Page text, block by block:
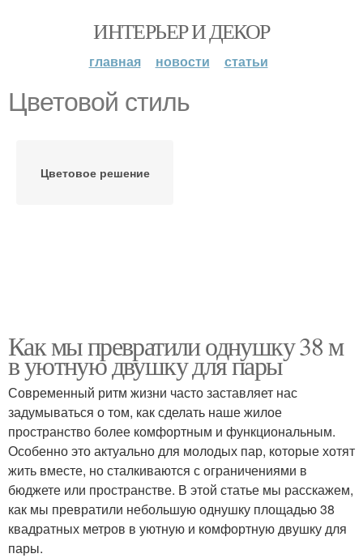
ИНТЕРЬЕР И ДЕКОР
главная новости статьи
Цветовой стиль
Цветовое решение
Как мы превратили однушку 38 м
в уютную двушку для пары
Современный ритм жизни часто заставляет нас
задумываться о том, как сделать наше жилое
пространство более комфортным и функциональным.
Особенно это актуально для молодых пар, которые хотят
жить вместе, но сталкиваются с ограничениями в
бюджете или пространстве. В этой статье мы расскажем,
как мы превратили небольшую однушку площадью 38
квадратных метров в уютную и комфортную двушку для
пары.